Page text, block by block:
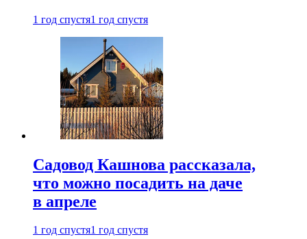
1 год спустя1 год спустя
Садовод Кашнова рассказала,
что можно посадить на даче
в апреле
1 год спустя1 год спустя